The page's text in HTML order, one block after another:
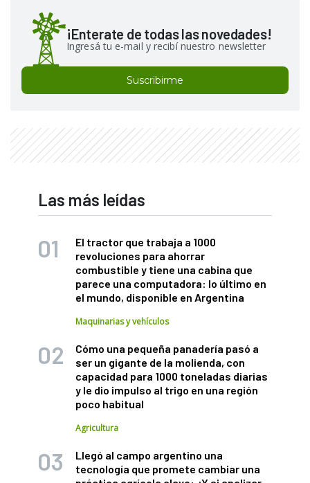
¡Enterate de todas las novedades!
Ingresá tu e-mail y recibí nuestro newsletter
Suscribirme
Las más leídas
El tractor que trabaja a 1000
revoluciones para ahorrar
combustible y tiene una cabina que
parece una computadora: lo último en
el mundo, disponible en Argentina
Maquinarias y vehículos
Cómo una pequeña panadería pasó a
ser un gigante de la molienda, con
capacidad para 1000 toneladas diarias
y le dio impulso al trigo en una región
poco habitual
Agricultura
Llegó al campo argentino una
tecnología que promete cambiar una